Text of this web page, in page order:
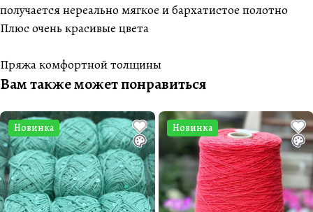
получается нереально мягкое и бархатистое полотно
Плюс очень красивые цвета
Пряжа комфортной толщины
Вам также может понравиться
Новинка Новинка